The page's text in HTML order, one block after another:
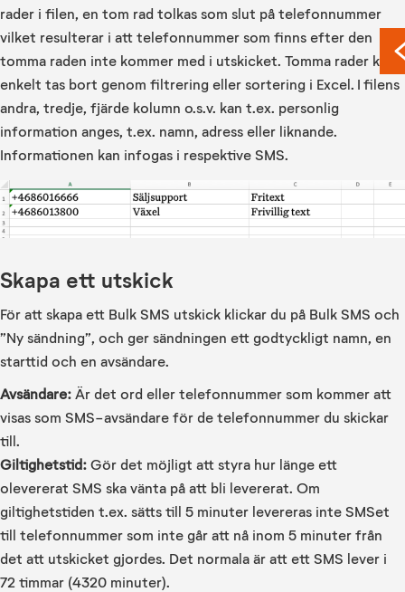
rader i filen, en tom rad tolkas som slut på telefonnummer
vilket resulterar i att telefonnummer som finns efter den
tomma raden inte kommer med i utskicket. Tomma rader kan
enkelt tas bort genom filtrering eller sortering i Excel. I filens
andra, tredje, fjärde kolumn o.s.v. kan t.ex. personlig
information anges, t.ex. namn, adress eller liknande.
Informationen kan infogas i respektive SMS.
Skapa ett utskick
För att skapa ett Bulk SMS utskick klickar du på Bulk SMS och
”Ny sändning”, och ger sändningen ett godtyckligt namn, en
starttid och en avsändare.
Avsändare: Är det ord eller telefonnummer som kommer att
visas som SMS-avsändare för de telefonnummer du skickar
till.
Giltighetstid: Gör det möjligt att styra hur länge ett
olevererat SMS ska vänta på att bli levererat. Om
giltighetstiden t.ex. sätts till 5 minuter levereras inte SMSet
till telefonnummer som inte går att nå inom 5 minuter från
det att utskicket gjordes. Det normala är att ett SMS lever i
72 timmar (4320 minuter).